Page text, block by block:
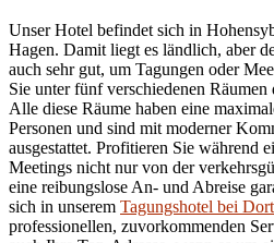
Unser Hotel befindet sich in
Hagen. Damit liegt es ländlich, aber
auch sehr gut, um Tagungen oder
Sie unter fünf verschiedenen Räumen
Alle diese Räume haben eine
Personen und sind mit moderner
ausgestattet. Profitieren Sie während
Meetings nicht nur von der
eine reibungslose An- und Abreise
sich in unserem Tagungshotel bei
professionellen, zuvorkommenden